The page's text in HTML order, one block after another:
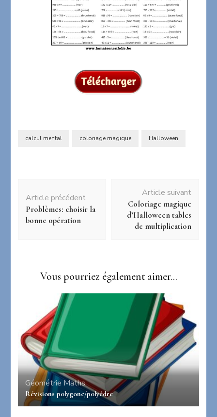
calcul mental coloriage magique Halloween
d'article
Article précédent
Problèmes: choisir la
bonne opération
Article suivant
Coloriage magique
d’Halloween tables
de multiplication
Vous pourriez également aimer...
Géométrie Maths
Révisions polygone/polyèdre